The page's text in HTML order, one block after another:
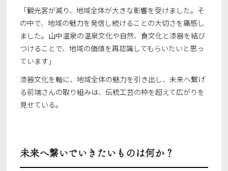
「観光客が減り、地域全体が大きな影響を受けました。そ
の中で、地域の魅力を発信し続けることの大切さを痛感し
ました。山中温泉の温泉文化や自然、食文化と漆器を結び
つけることで、地域の価値を再認識してもらいたいと思っ
ています」
漆器文化を軸に、地域全体の魅力を引き出し、未来へ繋げ
る前端さんの取り組みは、伝統工芸の枠を超えて広がりを
見せている。
未来へ繋いでいきたいものは何か？